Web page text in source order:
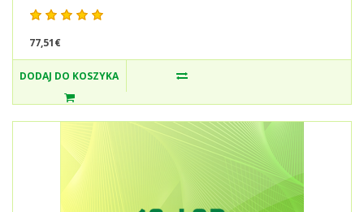
77,51€
DODAJ DO KOSZYKA